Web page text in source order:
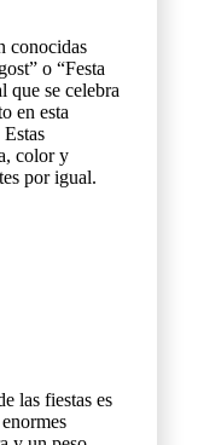
conocidas
o “Festa
que se celebra
en esta
color y
por igual.
las fiestas es